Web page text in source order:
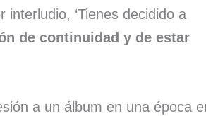
‘Tienes decidido a
de continuidad y de estar
a un álbum en una época